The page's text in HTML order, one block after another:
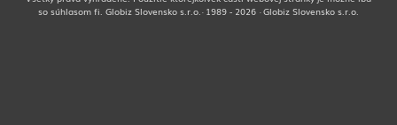
so súhlasom fi. Globiz Slovensko s.r.o.· 1989 - 2026 · Globiz Slovensko s.r.o.